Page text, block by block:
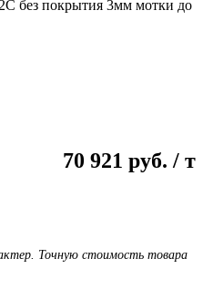
70 921 руб. / т
Точную стоимость товара